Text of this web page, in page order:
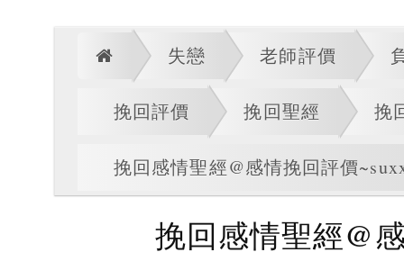
失戀 老師評價
挽回評價 挽回聖經 挽
挽回感情聖經@感情挽回評價
挽回感情聖經@